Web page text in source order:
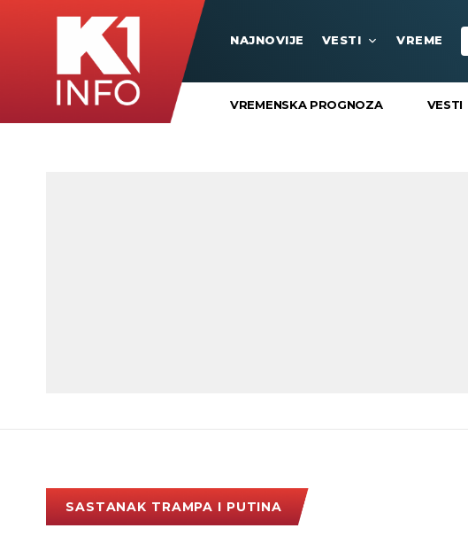
NAJNOVIJE VESTI VREME
VREMENSKA PROGNOZA VESTI
SASTANAK TRAMPA I PUTINA